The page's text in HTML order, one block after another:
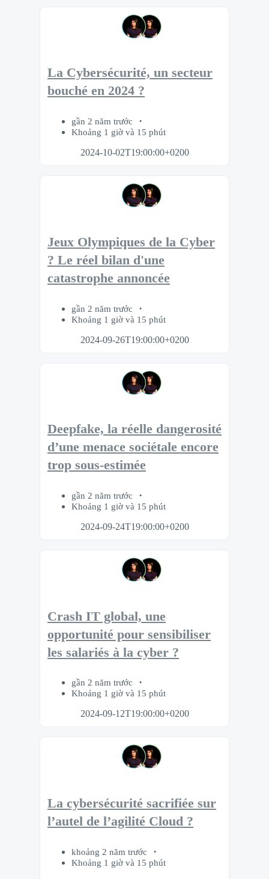
La Cybersécurité, un secteur
bouché en 2024 ?
gần 2 năm trước
Khoảng 1 giờ và 15 phút
2024-10-02T19:00:00+0200
Jeux Olympiques de la Cyber
? Le réel bilan d'une
catastrophe annoncée
gần 2 năm trước
Khoảng 1 giờ và 15 phút
2024-09-26T19:00:00+0200
Deepfake, la réelle dangerosité
d’une menace sociétale encore
trop sous-estimée
gần 2 năm trước
Khoảng 1 giờ và 15 phút
2024-09-24T19:00:00+0200
Crash IT global, une
opportunité pour sensibiliser
les salariés à la cyber ?
gần 2 năm trước
Khoảng 1 giờ và 15 phút
2024-09-12T19:00:00+0200
La cybersécurité sacrifiée sur
l’autel de l’agilité Cloud ?
khoảng 2 năm trước
Khoảng 1 giờ và 15 phút